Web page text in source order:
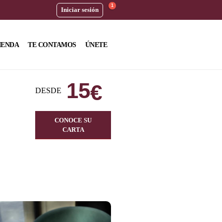
Iniciar sesión
1
TE CONTAMOS ÚNETE
DESDE 15€
CONOCE SU
CARTA